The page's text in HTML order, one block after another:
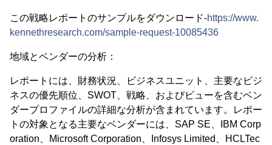
この戦略レポートのサンプルをダウンロード-https://www.
kennethresearch.com/sample-request-10085436
地域とベンダーの分析：
レポートには、財務状況、ビジネスユニット、主要なビジ
ネスの優先順位、SWOT、戦略、およびビューを含むベン
ダープロファイルの詳細な分析が含まれています。レポー
トの対象となる主要なベンダーには、SAP SE、IBM Corp
oration、Microsoft Corporation、Infosys Limited、HCLTec